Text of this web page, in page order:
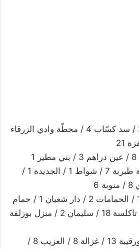
-ولاية باجة// عمدون 2 / سد كسّاب 4 / محطّة وادي الزرقاء
-ولاية منوبة// المرناقية طبربة 7 / شواط 1 / الجديدة 1 /
-ولاية نابل// قرمبالية 1 / الحمامات 2 / دار شعبان 1 / حمام
الغزاز 5 / بني خلاّد 1 / تاكلسة 18 / سليمان 2 / منزل بوزلفة
-ولاية بنزرت// منزل بورقيبة 13 / غزالة 8 / العزيب 8 /